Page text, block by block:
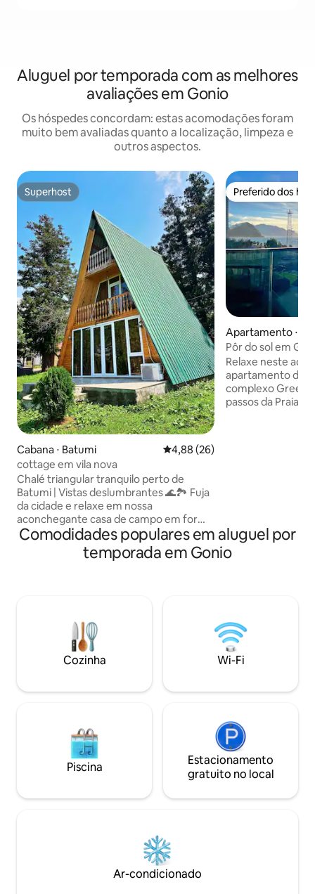
Aluguel por temporada com as melhores
avaliações em Gonio
Os hóspedes concordam: estas acomodações foram
muito bem avaliadas quanto a localização, limpeza e
outros aspectos.
Superhost
Superhost
Cabana ⋅ Batumi 4,88 de uma avaliação média
4,88 (26)
cottage em vila nova
Chalé triangular tranquilo perto de
Batumi | Vistas deslumbrantes 🌊🏞️ Fuja
da cidade e relaxe em nossa
aconchegante casa de campo em forma
de A a apenas 12 km de Batumi,
localizada na aldeia de Akhalsofeli, perto
de Gonio-Sarpi Perfeito para famílias ou
cabelo, utensílios de cozinha • Grande
quintal privativo com redes, balanços e
uma aconchegante área de estar
coberta para assistir ao pôr do sol no
perto de Batumi 💫
Preferido dos
Preferido dos
Apartamento ⋅
Pôr do sol em
mar | Piscina
Relaxe neste
apartamento de
complexo
passos da Praia
no spa. Saboreie
restaurante no
serviços de
Comodidades populares em aluguel por
temporada em Gonio
Cozinha Wi-Fi
Piscina
Estacionamento
gratuito no local
Ar-condicionado